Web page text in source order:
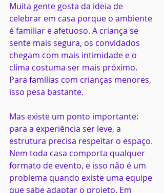
Muita gente gosta da ideia de
celebrar em casa porque o ambiente
é familiar e afetuoso. A criança se
sente mais segura, os convidados
chegam com mais intimidade e o
clima costuma ser mais próximo.
Para famílias com crianças menores,
isso pesa bastante.
Mas existe um ponto importante:
para a experiência ser leve, a
estrutura precisa respeitar o espaço.
Nem toda casa comporta qualquer
formato de evento, e isso não é um
problema quando existe uma equipe
que sabe adaptar o projeto. Em